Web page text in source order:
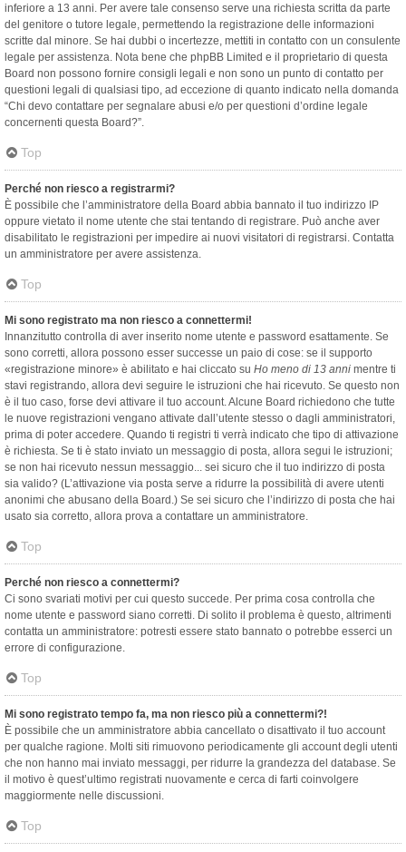
inferiore a 13 anni. Per avere tale consenso serve una richiesta scritta da parte
del genitore o tutore legale, permettendo la registrazione delle informazioni
scritte dal minore. Se hai dubbi o incertezze, mettiti in contatto con un consulente
legale per assistenza. Nota bene che phpBB Limited e il proprietario di questa
Board non possono fornire consigli legali e non sono un punto di contatto per
questioni legali di qualsiasi tipo, ad eccezione di quanto indicato nella domanda
“Chi devo contattare per segnalare abusi e/o per questioni d’ordine legale
concernenti questa Board?”.
Top
Perché non riesco a registrarmi?
È possibile che l’amministratore della Board abbia bannato il tuo indirizzo IP
oppure vietato il nome utente che stai tentando di registrare. Può anche aver
disabilitato le registrazioni per impedire ai nuovi visitatori di registrarsi. Contatta
un amministratore per avere assistenza.
Top
Mi sono registrato ma non riesco a connettermi!
Innanzitutto controlla di aver inserito nome utente e password esattamente. Se
sono corretti, allora possono esser successe un paio di cose: se il supporto
«registrazione minore» è abilitato e hai cliccato su Ho meno di 13 anni mentre ti
stavi registrando, allora devi seguire le istruzioni che hai ricevuto. Se questo non
è il tuo caso, forse devi attivare il tuo account. Alcune Board richiedono che tutte
le nuove registrazioni vengano attivate dall’utente stesso o dagli amministratori,
prima di poter accedere. Quando ti registri ti verrà indicato che tipo di attivazione
è richiesta. Se ti è stato inviato un messaggio di posta, allora segui le istruzioni;
se non hai ricevuto nessun messaggio... sei sicuro che il tuo indirizzo di posta
sia valido? (L’attivazione via posta serve a ridurre la possibilità di avere utenti
anonimi che abusano della Board.) Se sei sicuro che l’indirizzo di posta che hai
usato sia corretto, allora prova a contattare un amministratore.
Top
Perché non riesco a connettermi?
Ci sono svariati motivi per cui questo succede. Per prima cosa controlla che
nome utente e password siano corretti. Di solito il problema è questo, altrimenti
contatta un amministratore: potresti essere stato bannato o potrebbe esserci un
errore di configurazione.
Top
Mi sono registrato tempo fa, ma non riesco più a connettermi?!
È possibile che un amministratore abbia cancellato o disattivato il tuo account
per qualche ragione. Molti siti rimuovono periodicamente gli account degli utenti
che non hanno mai inviato messaggi, per ridurre la grandezza del database. Se
il motivo è quest’ultimo registrati nuovamente e cerca di farti coinvolgere
maggiormente nelle discussioni.
Top